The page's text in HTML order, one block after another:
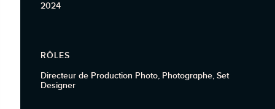
2024
RÔLES
Directeur de Production Photo, Photographe, Set
Designer